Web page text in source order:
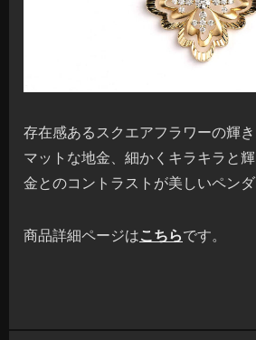
存在感あるスクエアフラワーの輝
マットな地金、細かくキラキラと
金とのコントラストが美しいペンダ
商品詳細ページはこちらです。